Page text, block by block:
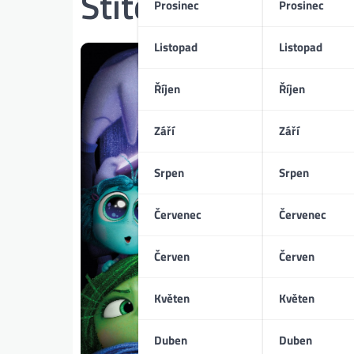
Prosinec
Listopad
Říjen
Září
Srpen
Červenec
Červen
Květen
Duben
Prosinec
Listopad
Říjen
Září
Srpen
Červenec
Červen
Květen
Duben